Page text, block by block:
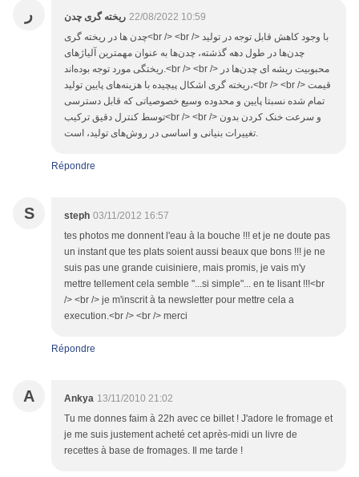
ر ریخته گری چدن 22/08/2022 10:59
چدن ها در ریخته گری<br /> <br /> با وجود کاهش قابل توجه در تولید
چدن‌ها در طول دهه گذشته، چدن‌ها به عنوان مهمترین آلیاژهای
ریختگی مورد توجه بوده‌اند.<br /> <br /> محبوبیت ریشه ای چدن‌ها در
ریخته گری اشکال پیچیده با هزینه‌های پایین تولید،<br /> <br /> قیمت
تمام شده نسبتا پایین و محدوده وسیع خصوصیاتی که قابل دسترسی
توسط کنترل دقیق ترکیب<br /> <br /> و سرعت خنک کردن بدون
تغییرات بنیانی و اساسی در روش‌های تولید، است.
Répondre
S steph 03/11/2012 16:57
tes photos me donnent l'eau à la bouche !!! et je ne doute pas
un instant que tes plats soient aussi beaux que bons !!! je ne
suis pas une grande cuisiniere, mais promis, je vais m'y
mettre tellement cela semble "...si simple"... en te lisant !!!<br
/> <br /> je m'inscrit à ta newsletter pour mettre cela a
execution.<br /> <br /> merci
Répondre
A Ankya 13/11/2010 21:02
Tu me donnes faim à 22h avec ce billet ! J'adore le fromage et
je me suis justement acheté cet après-midi un livre de
recettes à base de fromages. Il me tarde !